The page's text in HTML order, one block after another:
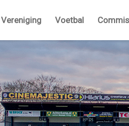
Vereniging Voetbal